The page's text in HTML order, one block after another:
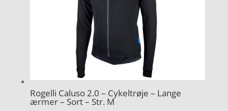
Rogelli Caluso 2.0 – Cykeltrøje – Lange
ærmer – Sort – Str. M